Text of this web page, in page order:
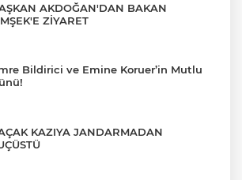
AKDOĞAN'DAN BAKAN
ZİYARET
Bildirici ve Emine Koruer’in Mutlu
KAZIYA JANDARMADAN